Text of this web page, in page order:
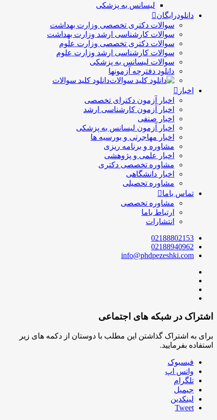
لیسانس به پزشکی
دانلودرایگان
سوالات دکتری تخصصی وزارت بهداشت
سوالات کارشناسی ارشد وزارت بهداشت
سوالات دکتری تخصصی وزارت علوم
سوالات کارشناسی ارشد وزارت علوم
سوالات لیسانس به پزشکی
دانلود دفترچه آزمونها
دانلود کلید سوالات
اخبار
اخبار آزمون دکترای تخصصی
اخبار آزمون کارشناسی ارشد
اخبار صنفی
اخبار آزمون لیسانس به پزشکی
اخبار مهاجرتی و بورسیه ها
مشاوره و برنامه ریزی
اخبار علمی و پژوهشی
مشاوره تخصصی دکتری
اخبار دانشگاهی
مشاوره تحصیلی
تماس باما
مشاوره تخصصی
ارتباط باما
انتشارات
02188802153
02188940962
info@phdpezeshki.com
اشتراک در شبکه های اجتماعی
برای به اشتراک گذاشتن این مطلب با دوستان از دکمه های زیر
استفاده بفرمایید.
فیسبوک
واتس اپ
تلگرام
جیمیل
لینکدین
Tweet